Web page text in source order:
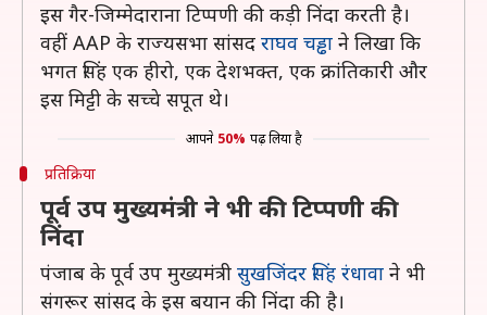
इस गैर-जिम्मेदाराना टिप्पणी की कड़ी निंदा करती है।
वहीं AAP के राज्यसभा सांसद राघव चड्ढा ने लिखा कि
भगत सिंह एक हीरो, एक देशभक्त, एक क्रांतिकारी और
इस मिट्टी के सच्चे सपूत थे।
आपने 50% पढ़ लिया है
प्रतिक्रिया
पूर्व उप मुख्यमंत्री ने भी की टिप्पणी की
निंदा
पंजाब के पूर्व उप मुख्यमंत्री सुखजिंदर सिंह रंधावा ने भी
संगरूर सांसद के इस बयान की निंदा की है।